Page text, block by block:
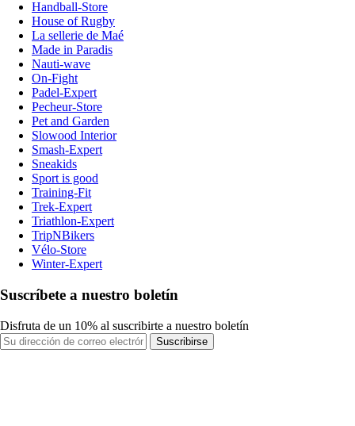
Handball-Store
House of Rugby
La sellerie de Maé
Made in Paradis
Nauti-wave
On-Fight
Padel-Expert
Pecheur-Store
Pet and Garden
Slowood Interior
Smash-Expert
Sneakids
Sport is good
Training-Fit
Trek-Expert
Triathlon-Expert
TripNBikers
Vélo-Store
Winter-Expert
Suscríbete a nuestro boletín
Disfruta de un 10% al suscribirte a nuestro boletín
Suscribirse